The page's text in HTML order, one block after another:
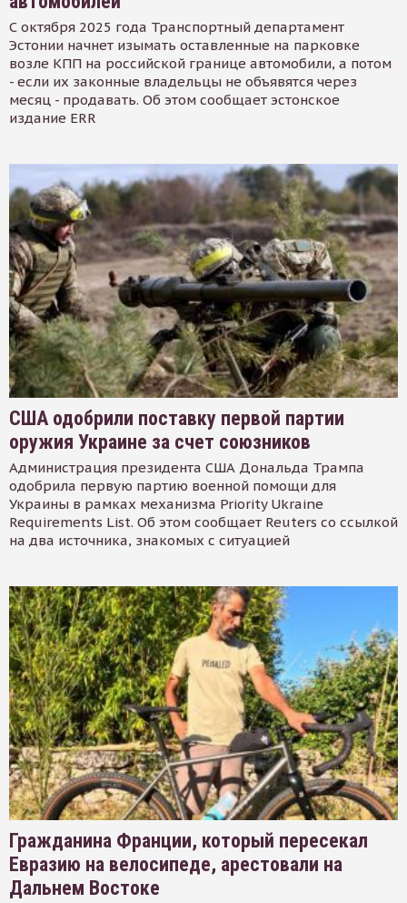
С октября 2025 года Транспортный департамент
Эстонии начнет изымать оставленные на парковке
возле КПП на российской границе автомобили, а потом
- если их законные владельцы не объявятся через
месяц - продавать. Об этом сообщает эстонское
издание ERR
США одобрили поставку первой партии
оружия Украине за счет союзников
Администрация президента США Дональда Трампа
одобрила первую партию военной помощи для
Украины в рамках механизма Priority Ukraine
Requirements List. Об этом сообщает Reuters со ссылкой
на два источника, знакомых с ситуацией
Гражданина Франции, который пересекал
Евразию на велосипеде, арестовали на
Дальнем Востоке